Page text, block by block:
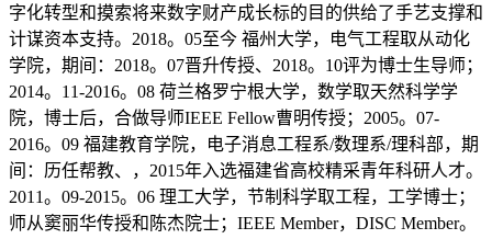
字化转型和摸索将来数字财产成长标的目的供给了手艺支撑和
计谋资本支持。2018。05至今 福州大学，电气工程取从动化
学院，期间：2018。07晋升传授、2018。10评为博士生导师；
2014。11-2016。08 荷兰格罗宁根大学，数学取天然科学学
院，博士后，合做导师IEEE Fellow曹明传授；2005。07-
2016。09 福建教育学院，电子消息工程系/数理系/理科部，期
间：历任帮教、，2015年入选福建省高校精采青年科研人才。
2011。09-2015。06 理工大学，节制科学取工程，工学博士；
师从窦丽华传授和陈杰院士；IEEE Member，DISC Member。